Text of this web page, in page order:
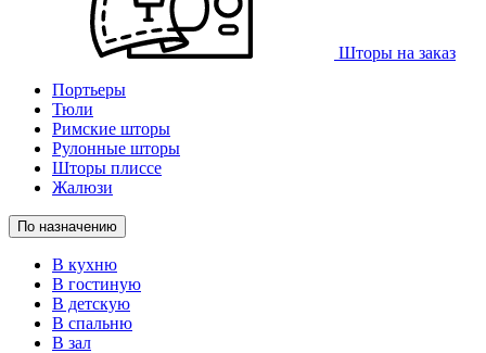
Шторы на заказ
Портьеры
Тюли
Римские шторы
Рулонные шторы
Шторы плиссе
Жалюзи
По назначению
В кухню
В гостиную
В детскую
В спальню
В зал